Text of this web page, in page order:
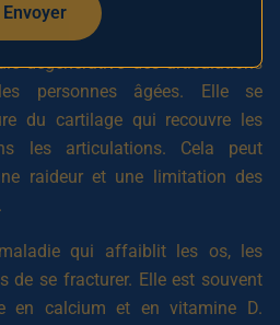
et la goutte.
dégénérative des articulations
personnes âgées. Elle se
du cartilage qui recouvre les
les articulations. Cela peut
raideur et une limitation des
maladie qui affaiblit les os, les
de se fracturer. Elle est souvent
en calcium et en vitamine D.
Envoyer